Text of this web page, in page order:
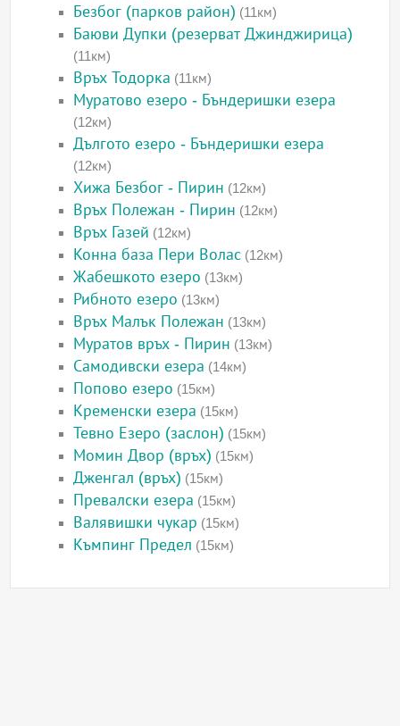
Безбог (парков район) (11км)
Баюви Дупки (резерват Джинджирица)
(11км)
Връх Тодорка (11км)
Муратово езеро - Бъндеришки езера
(12км)
Дългото езеро - Бъндеришки езера
(12км)
Хижа Безбог - Пирин (12км)
Връх Полежан - Пирин (12км)
Връх Газей (12км)
Конна база Пери Волас (12км)
Жабешкото езеро (13км)
Рибното езеро (13км)
Връх Малък Полежан (13км)
Муратов връх - Пирин (13км)
Самодивски езера (14км)
Попово езеро (15км)
Кременски езера (15км)
Тевно Езеро (заслон) (15км)
Момин Двор (връх) (15км)
Дженгал (връх) (15км)
Превалски езера (15км)
Валявишки чукар (15км)
Къмпинг Предел (15км)